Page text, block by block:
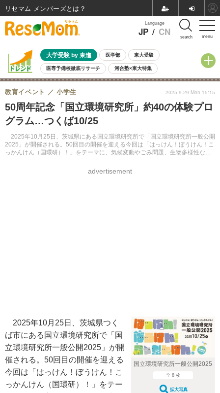
menu
Language
JP / CN search
大学受験 by 東進 医学部 東大受験
医専予備校徹底リサーチ 河合塾×東大特集
親子で考える大学選び 高校受験 中学受験 小学校受験
共通テスト 夏休み
8月開催イベント・WS 全国公立高校 過去問 人気記事
自由研究教材（小学生向け） 自由研究教材（中学生向け）
50周年記念「国立環境研究所」約40の体験プロ
グラム…つくば10/25
2025年10月25日、茨城県にある国立環境研究所で「国立環境研究所一般公開
2025」が開催される。50回目の開催を迎える今回は「はっけん！ぼうけん！こ
っかんけん（国環研）！」をテーマに、気候変動やごみ問題、生物多様性など
教育イベント 小学生
advertisement
2025.9.29 Mon 15:15
国立環境研究所一般公開2025
全 8 枚
拡大写真
2025年10月25日、茨城県つく
ば市にある国立環境研究所で「国
立環境研究所一般公開2025」が開
催される。50回目の開催を迎える
今回は「はっけん！ぼうけん！こ
っかんけん（国環研）！」をテー
リセマム メンバーズ